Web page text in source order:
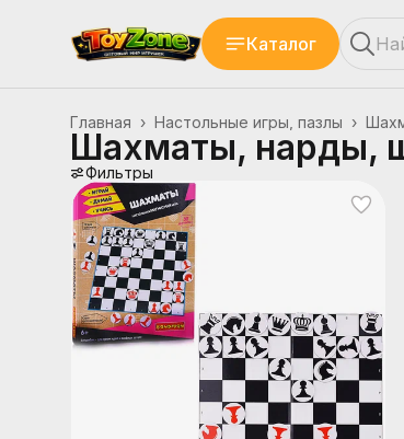
Каталог
Настольные игры, пазлы ›
Главная ›
Шахматы, нарды,
Фильтры